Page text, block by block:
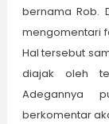
bernama Rob.
mengomentari
Hal tersebut
diajak oleh
Adegannya
berkomentar